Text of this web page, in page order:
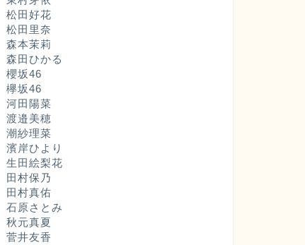
松田好花
松田里奈
森本茉莉
森田ひかる
櫻坂46
欅坂46
河田陽菜
渡邉美穂
潮紗理菜
濱岸ひより
生田絵梨花
田村保乃
田村真佑
石原さとみ
秋元真夏
菅井友香